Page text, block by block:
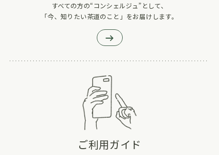
すべての方の“コンシェルジュ”として、
「今、知りたい茶道のこと」をお届けします。
ご利用ガイド